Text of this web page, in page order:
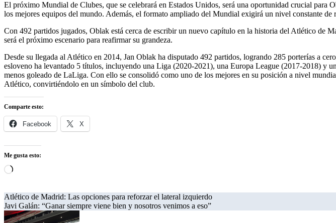
El próximo Mundial de Clubes, que se celebrará en Estados Unidos, será una oportunidad crucial
los mejores equipos del mundo. Además, el formato ampliado del Mundial exigirá un nivel constante de
Con 492 partidos jugados, Oblak está cerca de escribir un nuevo capítulo en la historia del Atlético de
será el próximo escenario para reafirmar su grandeza.
Desde su llegada al Atlético en 2014, Jan Oblak ha disputado 492 partidos, logrando 285 porterías a
esloveno ha levantado 5 títulos, incluyendo una Liga (2020-2021), una Europa League (2017-2018) y
menos goleado de LaLiga. Con ello se consolidó como uno de los mejores en su posición a nivel
Atlético, convirtiéndolo en un símbolo del club.
Comparte esto:
Facebook X
Me gusta esto:
Cargando...
Navegación
de
Atlético de Madrid: Las opciones para reforzar el lateral izquierdo
Javi Galán: “Ganar siempre viene bien y nosotros venimos a eso”